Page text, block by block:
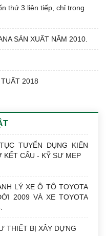
thứ 3 liên tiếp, chỉ trong
SẢN XUẤT NĂM 2010.
2018
TUYỂN DỤNG KIẾN
KẾT CẤU - KỸ SƯ MEP
LÝ XE Ô TÔ TOYOTA
2009 VÀ XE TOYOTA
THIẾT BỊ XÂY DỰNG